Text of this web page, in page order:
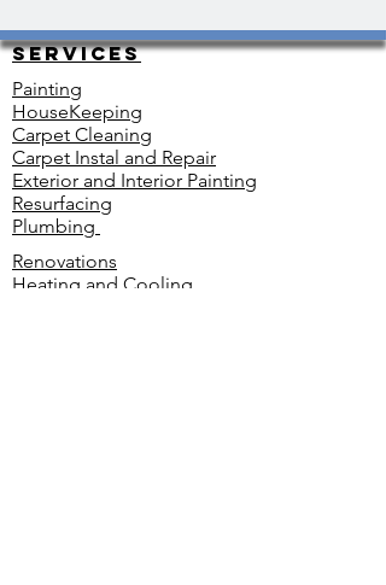
Services
Painting
HouseKeeping
Carpet Cleaning
Carpet Instal and Repair
Exterior and Interior Painting
Resurfacing
Plumbing
Renovations
Heating and Cooling